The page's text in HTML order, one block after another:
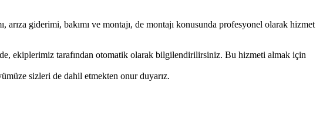
giderimi, bakımı ve montajı, de montajı konusunda profesyonel olarak hizmet
ekiplerimiz tarafından otomatik olarak bilgilendirilirsiniz. Bu hizmeti almak için
sizleri de dahil etmekten onur duyarız.